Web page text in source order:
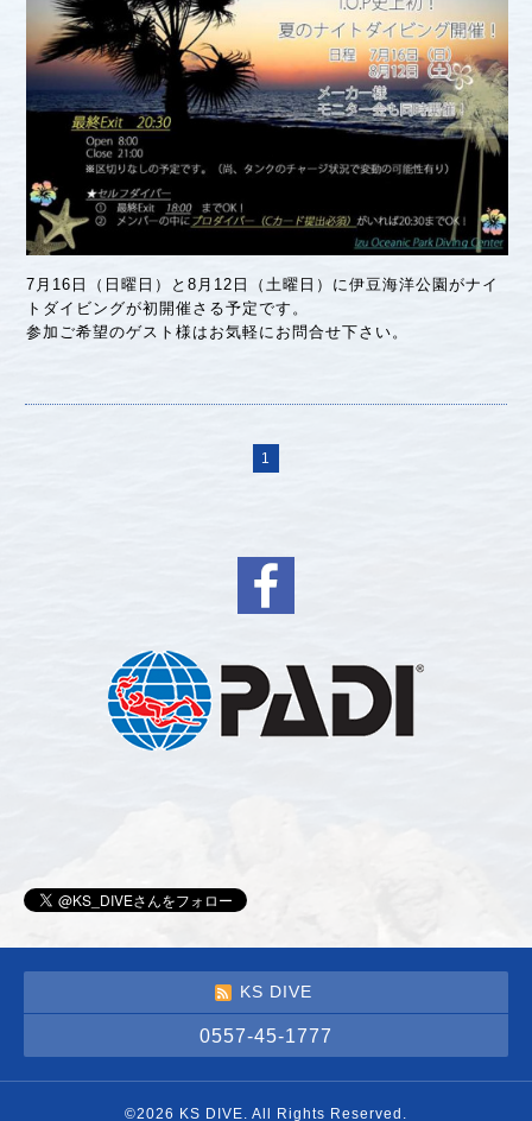
7月16日（日曜日）と8月12日（土曜日）に伊豆海洋公園がナイ
トダイビングが初開催さる予定です。
参加ご希望のゲスト様はお気軽にお問合せ下さい。
1
KS DIVE
0557-45-1777
©2026 KS DIVE. All Rights Reserved.